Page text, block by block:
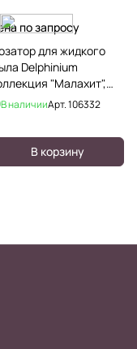
по запросу
для жидкого
Delphinium
"Малахит",
В наличииАрт.106332
В корзину